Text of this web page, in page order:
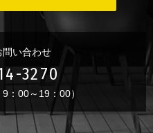
問い合わせ
3270
：00～19：00）